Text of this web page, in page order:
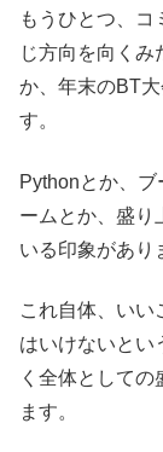
もうひとつ、コ
じ方向を向くみ
か、年末のBT
す。
Pythonとか、
ームとか、盛り
いる印象があり
これ自体、いい
はいけないとい
く全体として
ます。